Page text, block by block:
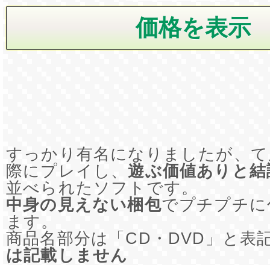
すっかり有名になりましたが、
際にプレイし、遊ぶ価値ありと
並べられたソフトです。
中身の見えない梱包でプチプチ
ます。
商品名部分は「CD・DVD」と表
は記載しません